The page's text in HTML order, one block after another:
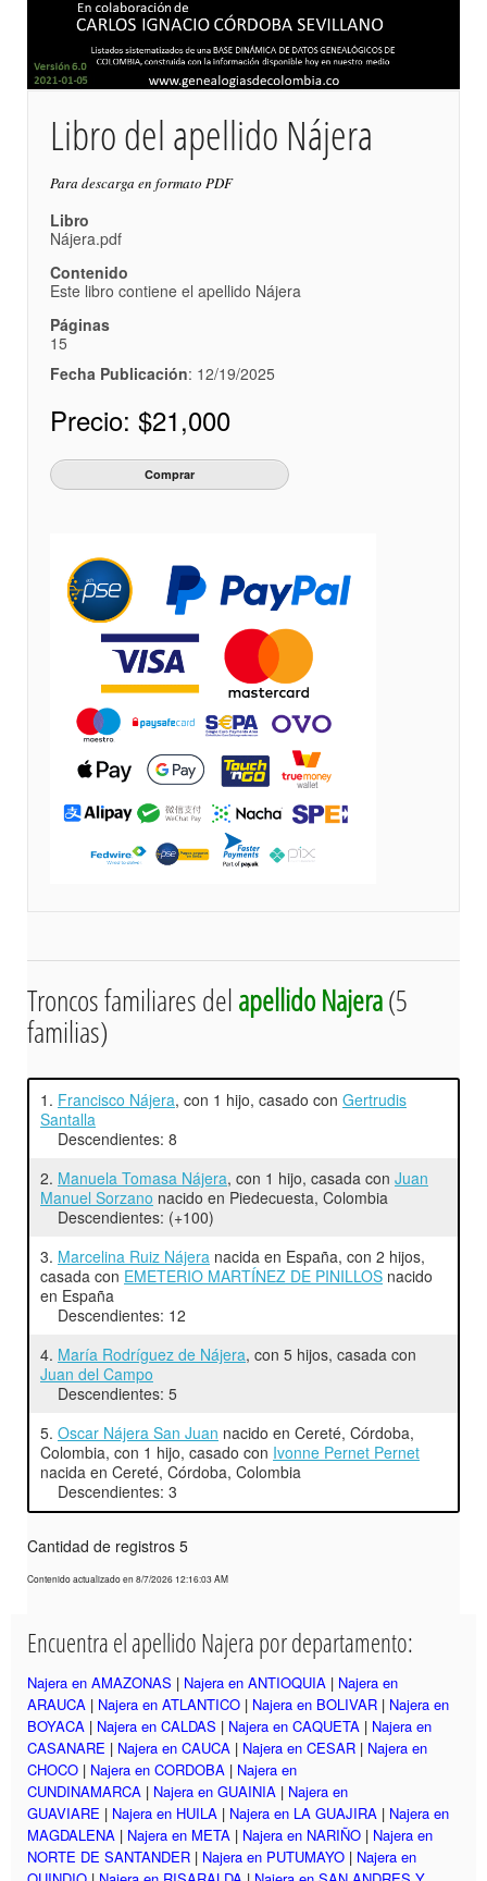
Libro del apellido Nájera
Para descarga en formato PDF
Libro
Nájera.pdf
Contenido
Este libro contiene el apellido Nájera
Páginas
15
Fecha Publicación: 12/19/2025
Precio: $21,000
Troncos familiares delapellido Najera(5
familias)
1. Francisco Nájera, con 1 hijo, casado con Gertrudis
Santalla
Descendientes: 8
2. Manuela Tomasa Nájera, con 1 hijo, casada con Juan
Manuel Sorzano nacido en Piedecuesta, Colombia
Descendientes: (+100)
3. Marcelina Ruiz Nájera nacida en España, con 2 hijos,
casada con EMETERIO MARTÍNEZ DE PINILLOS nacido
en España
Descendientes: 12
4. María Rodríguez de Nájera, con 5 hijos, casada con
Juan del Campo
Descendientes: 5
5. Oscar Nájera San Juan nacido en Cereté, Córdoba,
Colombia, con 1 hijo, casado con Ivonne Pernet Pernet
nacida en Cereté, Córdoba, Colombia
Descendientes: 3
Cantidad de registros 5
Contenido actualizado en 8/7/2026 12:16:03 AM
Encuentra el apellido Najera por departamento:
Najera en AMAZONAS | Najera en ANTIOQUIA | Najera en
ARAUCA | Najera en ATLANTICO | Najera en BOLIVAR | Najera en
BOYACA | Najera en CALDAS | Najera en CAQUETA | Najera en
CASANARE | Najera en CAUCA | Najera en CESAR | Najera en
CHOCO | Najera en CORDOBA | Najera en
CUNDINAMARCA | Najera en GUAINIA | Najera en
GUAVIARE | Najera en HUILA | Najera en LA GUAJIRA | Najera en
MAGDALENA | Najera en META | Najera en NARIÑO | Najera en
NORTE DE SANTANDER | Najera en PUTUMAYO | Najera en